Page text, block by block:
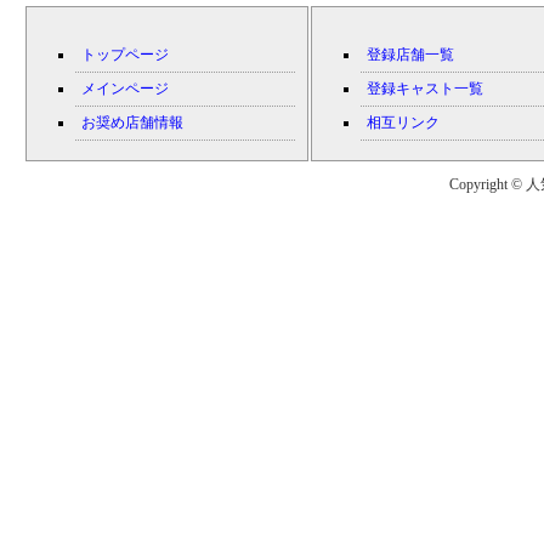
トップページ
メインページ
お奨め店舗情報
登録店舗一覧
登録キャスト一覧
相互リンク
Copyright © 人